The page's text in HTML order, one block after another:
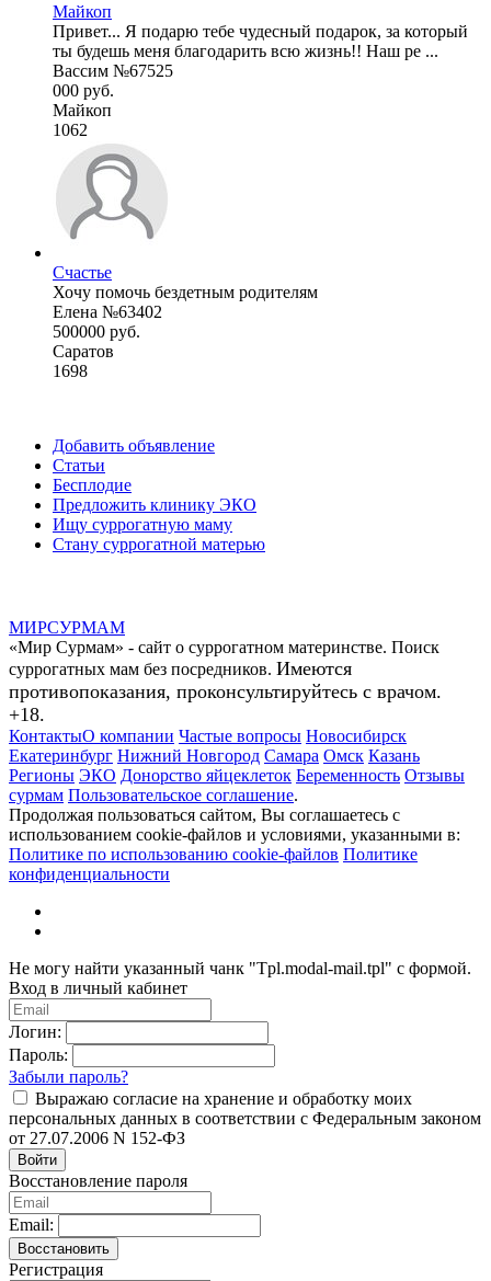
Майкоп
Привет... Я подарю тебе чудесный подарок, за который
ты будешь меня благодарить всю жизнь!! Наш ре ...
Вассим №67525
000 руб.
Майкоп
1062
Счастье
Хочу помочь бездетным родителям
Елена №63402
500000 руб.
Саратов
1698
Добавить объявление
Статьи
Бесплодие
Предложить клинику ЭКО
Ищу суррогатную маму
Стану суррогатной матерью
МИРСУРМАМ
«Мир Сурмам» - сайт о суррогатном материнстве. Поиск
суррогатных мам без посредников. Имеются
противопоказания, проконсультируйтесь с врачом.
+18.
КонтактыО компании Частые вопросы Новосибирск
Екатеринбург Нижний Новгород Самара Омск Казань
Регионы ЭКО Донорство яйцеклеток Беременность Отзывы
сурмам Пользовательское соглашение.
Продолжая пользоваться сайтом, Вы соглашаетесь с
использованием cookie-файлов и условиями, указанными в:
Политике по использованию cookie-файлов Политике
конфиденциальности
Не могу найти указанный чанк "Tpl.modal-mail.tpl" с формой.
Вход в личный кабинет
Логин:
Пароль:
Забыли пароль?
Выражаю согласие на хранение и обработку моих
персональных данных в соответствии с Федеральным законом
от 27.07.2006 N 152-ФЗ
Войти
Восстановление пароля
Email:
Восстановить
Регистрация